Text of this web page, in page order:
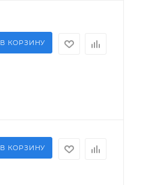
В КОРЗИНУ
В КОРЗИНУ